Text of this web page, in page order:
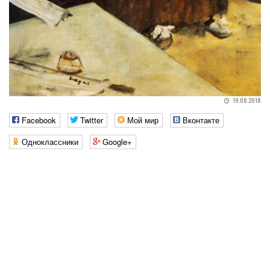
19.08.2018
Facebook Twitter Мой мир
Вконтакте
Одноклассники
Google+